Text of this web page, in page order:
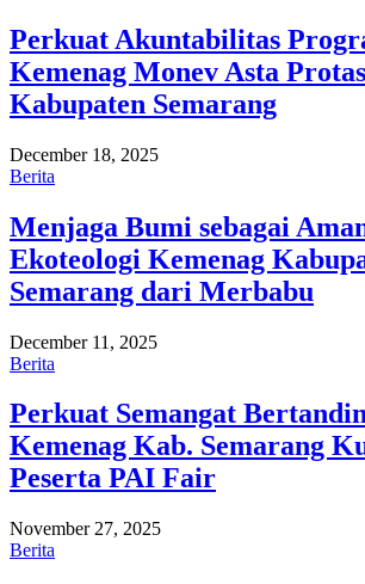
Perkuat Akuntabilitas
Kemenag Monev Asta
Kabupaten Semarang
December 18, 2025
Berita
Menjaga Bumi sebagai
Ekoteologi Kemenag
Semarang dari Merbabu
December 11, 2025
Berita
Perkuat Semangat
Kemenag Kab. Semarang
Peserta PAI Fair
November 27, 2025
Berita